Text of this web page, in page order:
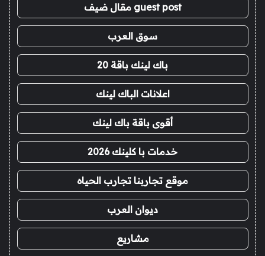
guest post مقال ضيف
سوق العرب
باك لينك باقة 20
اعلانات الباك لينك
أقوى باقة باك لينك
خدمات با كلينك 2026
موقع تجاربنا تجارب الحياه
ديوان العرب
مشاريع